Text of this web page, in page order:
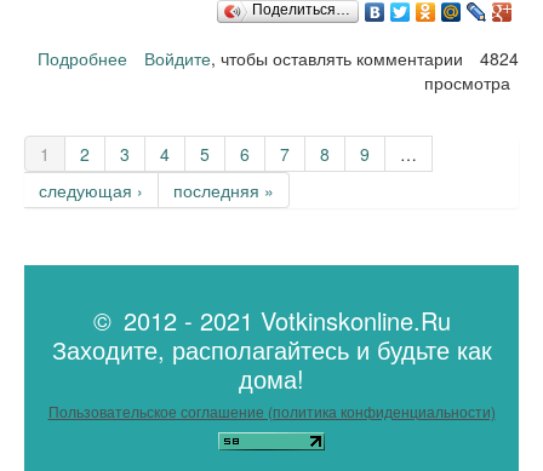
Поделиться…
Подробнее о Залив у парка "Времена года"
Войдите, чтобы оставлять комментарии
4824
просмотра
Страницы
1 2 3 4 5 6 7 8 9
…
следующая ›
последняя »
© 2012 - 2021 Votkinskonline.Ru
Заходите, располагайтесь и будьте как
дома!
Пользовательское соглашение (политика конфиденциальности)